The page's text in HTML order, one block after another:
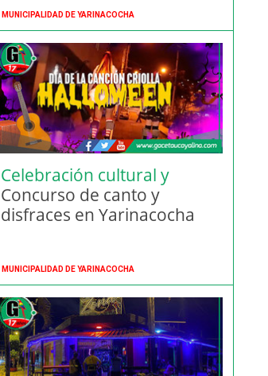
MUNICIPALIDAD DE YARINACOCHA
Celebración cultural y
festiva
Concurso de canto y
disfraces en Yarinacocha
MUNICIPALIDAD DE YARINACOCHA